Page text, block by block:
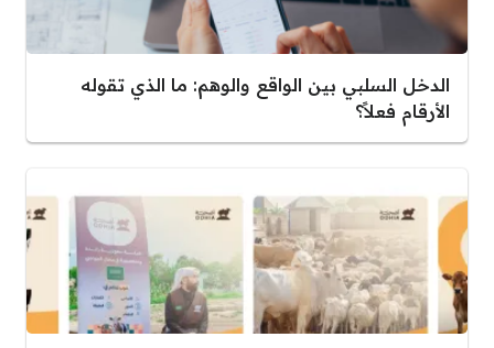
الدخل السلبي بين الواقع والوهم: ما الذي تقوله
الأرقام فعلاً؟